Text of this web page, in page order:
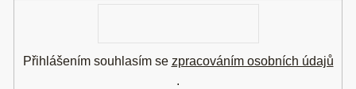
Přihlášením souhlasím se zpracováním osobních údajů
.